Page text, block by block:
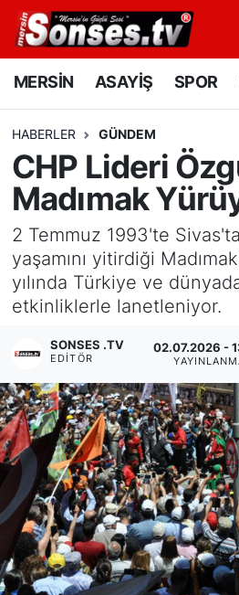
MERSİN ASAYİŞ SPOR
HABERLER GÜNDEM
CHP Lideri
Madımak
2 Temmuz 1993'te
yaşamını yitirdiği
yılında Türkiye ve
etkinliklerle lanetleniyor.
SONSES .TV
EDITÖR
02.07.2026 -
MERSİN
SPOR
GÜNÜN MANŞETİ
DÜNYA
KÜLTÜR - SANAT
MAGAZİN
SAĞLIK
Siyaset
YEREL HABER
Haberde insan
Tanıtım
Mersin Nöbetçi Eczaneler
Mersin Namaz Vakitleri
Mersin Trafik Yoğunluk
Süper Lig Puan Durumu
Tüm Manşetler
Son Dakika Haberleri
Haber Arşivi